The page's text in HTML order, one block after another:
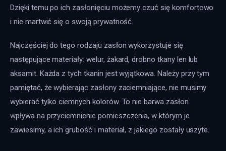
Dzięki temu po ich zasłonięciu możemy czuć się komfortowo
i nie martwić się o swoją prywatność.
Najczęściej do tego rodzaju zasłon wykorzystuje się
następujące materiały: welur, żakard, drobno tkany len lub
aksamit. Każda z tych tkanin jest wyjątkowa. Należy przy tym
pamiętać, że wybierając zasłony zaciemniające, nie musimy
wybierać tylko ciemnych kolorów. To nie barwa zasłon
wpływa na przyciemnienie pomieszczenia, w którym je
zawiesimy, a ich grubość i materiał, z jakiego zostały uszyte.